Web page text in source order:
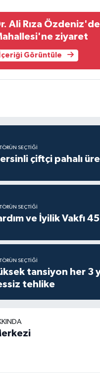
Ali Rıza
ziyaret
İçeriği Görüntüle
SEÇTIĞI
çiftçi pahalı
SEÇTIĞI
ve İyilik Vakfı
SEÇTIĞI
tansiyon her
tehlike